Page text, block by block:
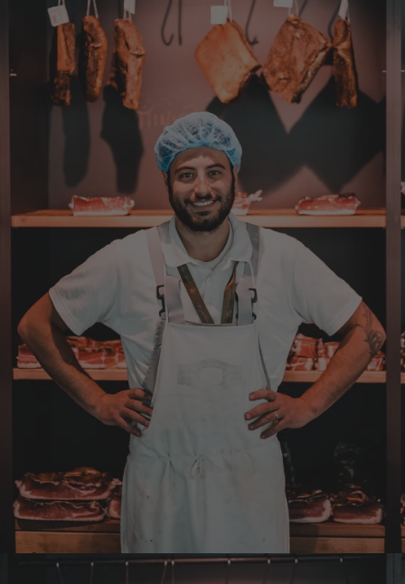
Eine super Qualität, klasse im Geschmack,
werde wieder bestellen....bin sehr zufrieden
4.8.2026
Verifizierter Kunde
Die Qualität ist super und der Geschmack ist
wie in den Dolomieten.
4.8.2026
Hans Joerg
Verifizierter Kunde
Über die Produkte brauchen wir nicht zu
diskutieren, soweit schon probiert alles
Spitze. Der einzige Wermutstropfen ist die
Zustellung durch GLS. Dieses
Transportunternehmen ist das
unzuverlässigste das es gibt. Die liefern
Pakete die an Privatadressen gesandt
werden meistens zu Abholstationen. Es hat
mir Mühe gekostet das Paket wenigstens an
die Haustüre abgestellt zu bekommen. Bei
eventueller Wiederbestellung werde ich Sie
ersuchen , die Post in Anspruch zu nehmen.
Da wäre ich auch bereit die Transportkosten
zu tragen. Mit freundlichen Grüßen Jörg
4.8.2026